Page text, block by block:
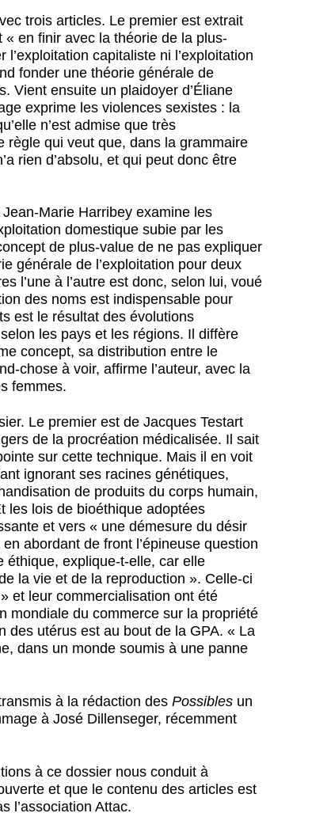
trois articles. Le premier est extrait
« en finir avec la théorie de la plus-
capitaliste ni l’exploitation
fonder une théorie générale de
Vient ensuite un plaidoyer d’Éliane
exprime les violences sexistes : la
n’est admise que très
règle qui veut que, dans la grammaire
rien d’absolu, et qui peut donc être
Marie Harribey examine les
domestique subie par les
de plus-value de ne pas expliquer
générale de l’exploitation pour deux
l’une à l’autre est donc, selon lui, voué
des noms est indispensable pour
est le résultat des évolutions
les pays et les régions. Il diffère
concept, sa distribution entre le
chose à voir, affirme l’auteur, avec la
femmes.
Le premier est de Jacques Testart
de la procréation médicalisée. Il sait
sur cette technique. Mais il en voit
ignorant ses racines génétiques,
de produits du corps humain,
les lois de bioéthique adoptées
et vers « une démesure du désir
abordant de front l’épineuse question
éthique, explique-t-elle, car elle
la vie et de la reproduction ». Celle-ci
et leur commercialisation ont été
mondiale du commerce sur la propriété
des utérus est au bout de la GPA. « La
dans un monde soumis à une panne
à la rédaction des Possibles un
à José Dillenseger, récemment
à ce dossier nous conduit à
et que le contenu des articles est
l’association Attac.